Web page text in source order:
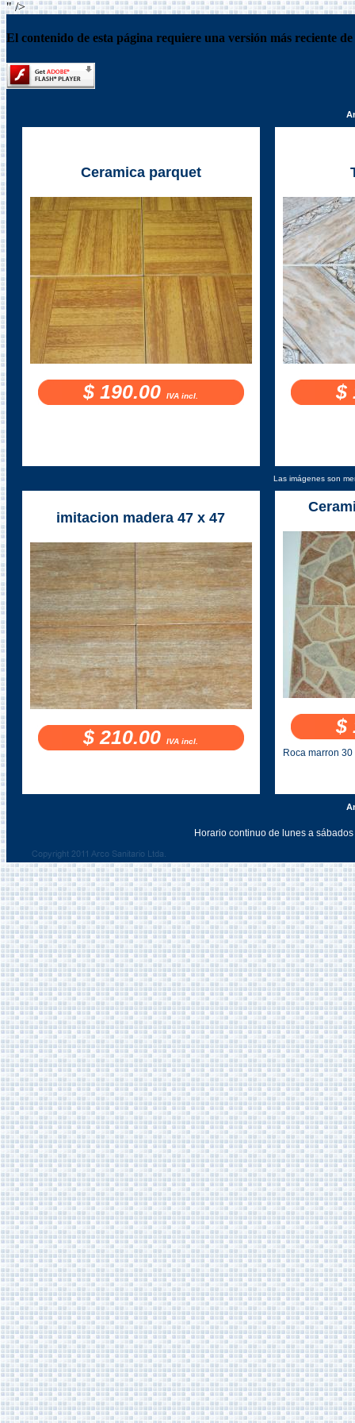
" />
El contenido de esta página requiere una versión más reciente
Ceramica parquet
$ 190.00IVA incl. $
Las imágenes son
imitacion madera 47 x 47
$ 210.00IVA incl.
$
Roca marron 30
Horario continuo de lunes a